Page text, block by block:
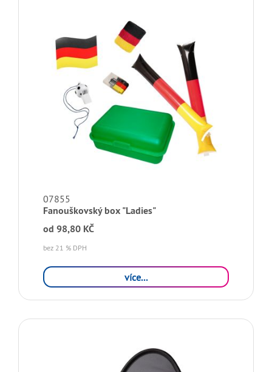
07855
Fanouškovský box "Ladies"
od 98,80 KČ
bez 21 % DPH
více...